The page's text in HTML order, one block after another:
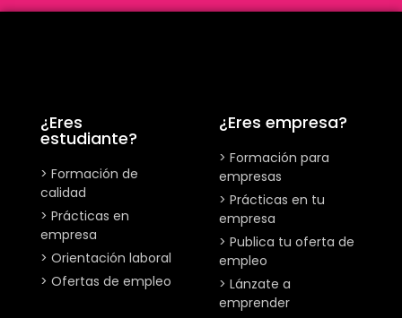
¿Eres
estudiante?
> Formación de
calidad
> Prácticas en
empresa
> Orientación laboral
> Ofertas de empleo
¿Eres empresa?
> Formación para
empresas
> Prácticas en tu
empresa
> Publica tu oferta de
empleo
> Lánzate a
emprender